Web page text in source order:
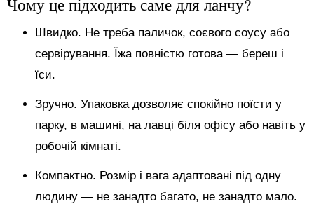
Чому це підходить саме для ланчу?
Швидко. Не треба паличок, соєвого соусу або
сервірування. Їжа повністю готова — береш і
їси.
Зручно. Упаковка дозволяє спокійно поїсти у
парку, в машині, на лавці біля офісу або навіть у
робочій кімнаті.
Компактно. Розмір і вага адаптовані під одну
людину — не занадто багато, не занадто мало.